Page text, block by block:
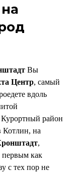
на
Вы
Центр, самый
вдоль
район
Котлин, на
,
первым как
с тех пор не